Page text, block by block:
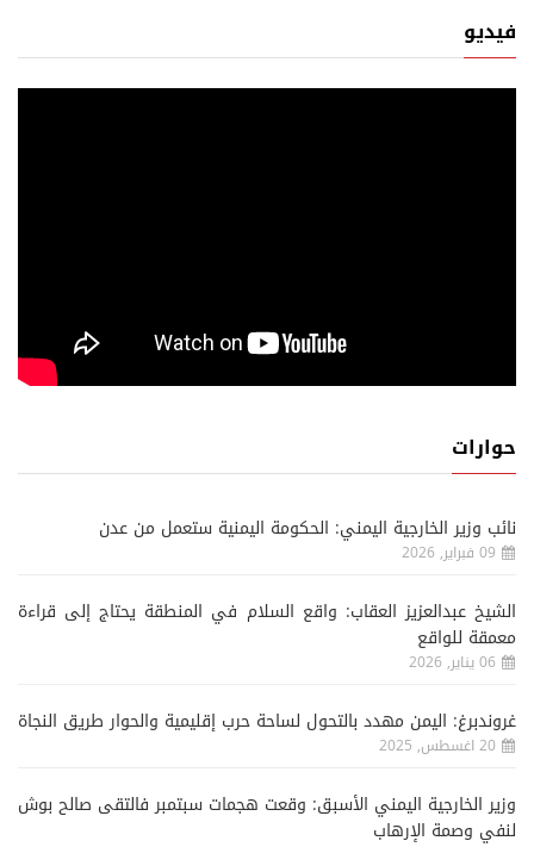
فيديو
حوارات
نائب وزير الخارجية اليمني: الحكومة اليمنية ستعمل من عدن
09 فبراير, 2026
الشيخ عبدالعزيز العقاب: واقع السلام في المنطقة يحتاج إلى قراءة
معمقة للواقع
06 يناير, 2026
غروندبرغ: اليمن مهدد بالتحول لساحة حرب إقليمية والحوار طريق النجاة
20 اغسطس, 2025
وزير الخارجية اليمني الأسبق: وقعت هجمات سبتمبر فالتقى صالح بوش
لنفي وصمة الإرهاب